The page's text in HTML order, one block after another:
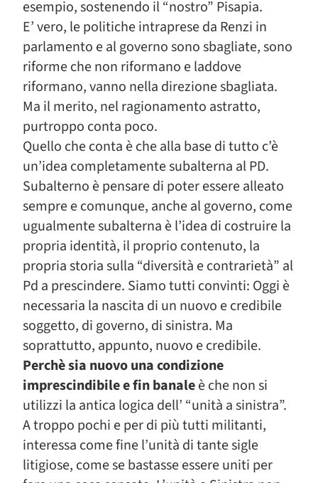
esempio, sostenendo il “nostro” Pisapia.
E’ vero, le politiche intraprese da Renzi in
parlamento e al governo sono sbagliate, sono
riforme che non riformano e laddove
riformano, vanno nella direzione sbagliata.
Ma il merito, nel ragionamento astratto,
purtroppo conta poco.
Quello che conta è che alla base di tutto c’è
un’idea completamente subalterna al PD.
Subalterno è pensare di poter essere alleato
sempre e comunque, anche al governo, come
ugualmente subalterna è l’idea di costruire la
propria identità, il proprio contenuto, la
propria storia sulla “diversità e contrarietà” al
Pd a prescindere. Siamo tutti convinti: Oggi è
necessaria la nascita di un nuovo e credibile
soggetto, di governo, di sinistra. Ma
soprattutto, appunto, nuovo e credibile.
Perchè sia nuovo una condizione
imprescindibile e fin banaleè che non si
utilizzi la antica logica dell’ “unità a sinistra”.
A troppo pochi e per di più tutti militanti,
interessa come fine l’unità di tante sigle
litigiose, come se bastasse essere uniti per